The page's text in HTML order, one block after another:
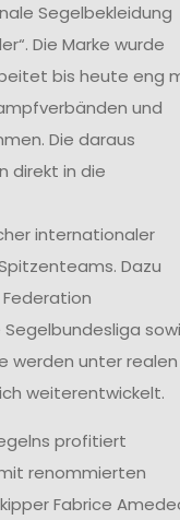
Segelbekleidung
Die Marke wurde
bis heute eng
und
Die daraus
direkt in die
internationaler
Dazu
werden unter realen
weiterentwickelt.
profitiert
renommierten
Fabrice